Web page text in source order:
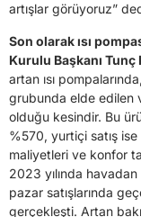
artışlar görüyoruz”
Son olarak ısı
Kurulu Başkanı Tunç
artan ısı
grubunda elde edilen
olduğu kesindir. Bu
%570, yurtiçi satış
maliyetleri ve konfor
2023 yılında havadan
pazar satışlarında
gerçekleşti. Artan